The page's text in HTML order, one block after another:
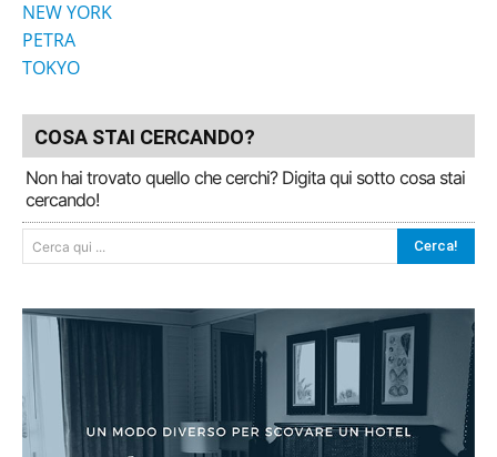
NEW YORK
PETRA
TOKYO
COSA STAI CERCANDO?
Non hai trovato quello che cerchi? Digita qui sotto cosa stai
cercando!
Cerca qui ... Cerca!